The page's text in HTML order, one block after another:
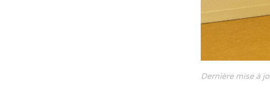
Dernière mise à